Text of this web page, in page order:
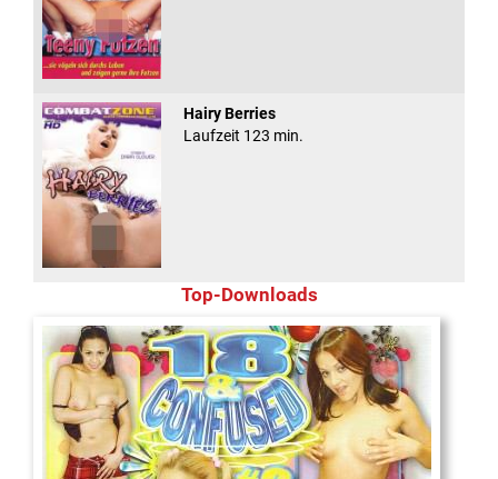
Hairy Berries
Laufzeit 123 min.
Top-Downloads